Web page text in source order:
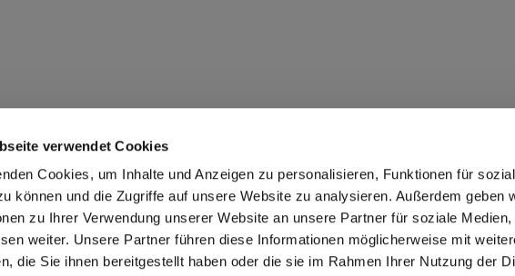
verwendet Cookies
Cookies, um Inhalte und Anzeigen zu personalisieren, Funktionen für
können und die Zugriffe auf unsere Website zu analysieren. Außerdem geben
zu Ihrer Verwendung unserer Website an unsere Partner für soziale Medien,
weiter. Unsere Partner führen diese Informationen möglicherweise mit
die Sie ihnen bereitgestellt haben oder die sie im Rahmen Ihrer Nutzung der
PROJEKTE IMPRESSUM & AGB DATENSCHUTZERKLÄRUNG
Solutions, Babenhausen/Hessen. Alle Urheberrechte vorbehalten.Powered by MS NetDesign -